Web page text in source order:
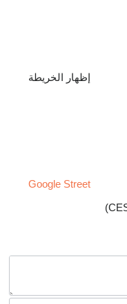
إظهار الخريطة
Google Street